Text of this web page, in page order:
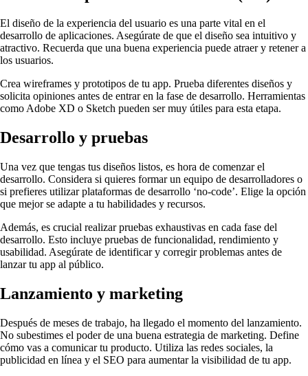
El diseño de la experiencia del usuario es una parte vital en el
desarrollo de aplicaciones. Asegúrate de que el diseño sea intuitivo y
atractivo. Recuerda que una buena experiencia puede atraer y retener a
los usuarios.
Crea wireframes y prototipos de tu app. Prueba diferentes diseños y
solicita opiniones antes de entrar en la fase de desarrollo. Herramientas
como Adobe XD o Sketch pueden ser muy útiles para esta etapa.
Desarrollo y pruebas
Una vez que tengas tus diseños listos, es hora de comenzar el
desarrollo. Considera si quieres formar un equipo de desarrolladores o
si prefieres utilizar plataformas de desarrollo ‘no-code’. Elige la opción
que mejor se adapte a tu habilidades y recursos.
Además, es crucial realizar pruebas exhaustivas en cada fase del
desarrollo. Esto incluye pruebas de funcionalidad, rendimiento y
usabilidad. Asegúrate de identificar y corregir problemas antes de
lanzar tu app al público.
Lanzamiento y marketing
Después de meses de trabajo, ha llegado el momento del lanzamiento.
No subestimes el poder de una buena estrategia de marketing. Define
cómo vas a comunicar tu producto. Utiliza las redes sociales, la
publicidad en línea y el SEO para aumentar la visibilidad de tu app.